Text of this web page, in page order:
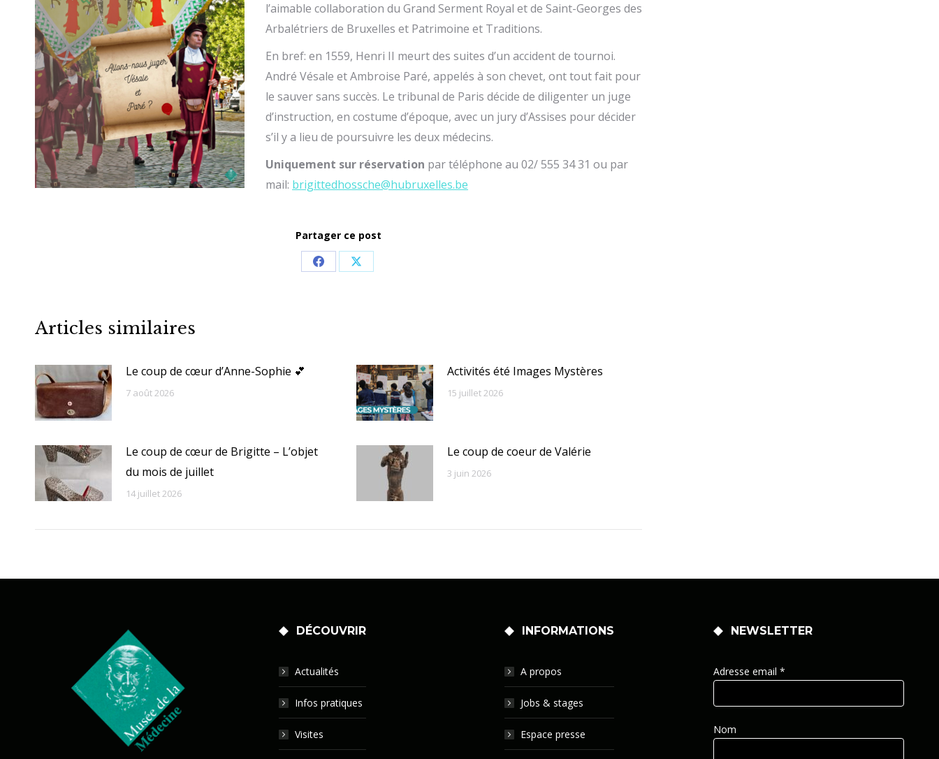
l’aimable collaboration du Grand Serment Royal et de Saint-Georges des
Arbalétriers de Bruxelles et Patrimoine et Traditions.
En bref: en 1559, Henri II meurt des suites d’un accident de tournoi.
André Vésale et Ambroise Paré, appelés à son chevet, ont tout fait pour
le sauver sans succès. Le tribunal de Paris décide de diligenter un juge
d’instruction, en costume d’époque, avec un jury d’Assises pour décider
s’il y a lieu de poursuivre les deux médecins.
Uniquement sur réservation par téléphone au 02/ 555 34 31 ou par
mail: brigittedhossche@hubruxelles.be
Partager ce post
Share Share
Articles similaires
Le coup de cœur d’Anne-Sophie 💕
7 août 2026
Activités été Images Mystères
15 juillet 2026
Le coup de cœur de Brigitte – L’objet
du mois de juillet
14 juillet 2026
Le coup de coeur de Valérie
3 juin 2026
DÉCOUVRIR
Actualités
Infos pratiques
Visites
INFORMATIONS
A propos
Jobs & stages
Espace presse
NEWSLETTER
Adresse email *
Nom